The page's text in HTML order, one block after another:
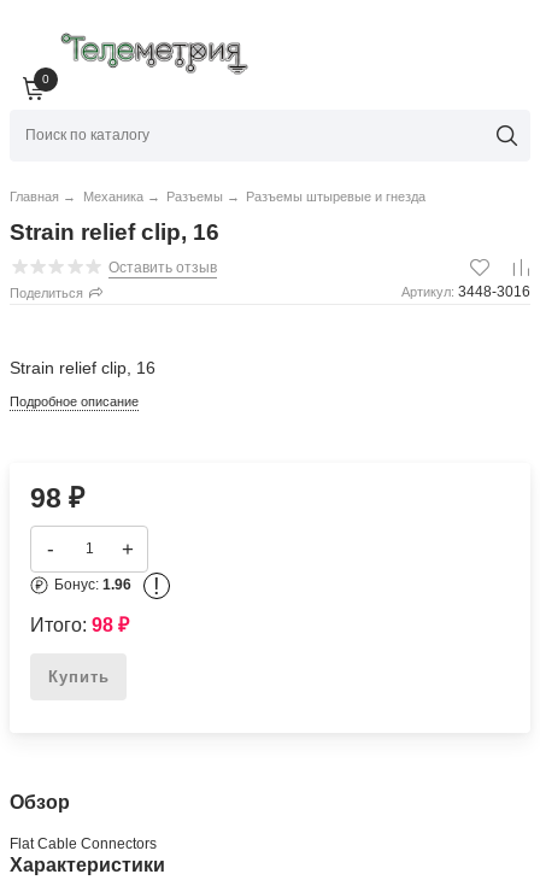
0
Главная → Механика → Разъемы → Разъемы штыревые и гнезда
Strain relief clip, 16
Оставить отзыв
Поделиться Артикул: 3448-3016
Strain relief clip, 16
Подробное описание
98₽
- +
Бонус:1.96 !
Итого:98₽
Купить
Обзор
Flat Cable Connectors
Характеристики